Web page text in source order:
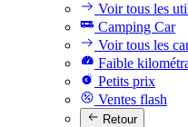
Voir tous les
Camping Car
Voir tous les
Faible
Petits prix
Ventes flash
Retour